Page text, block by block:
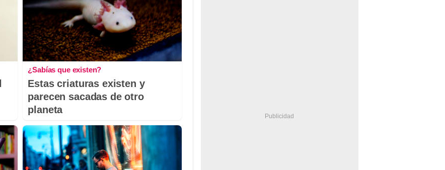
¿Sabías que existen?
Estas criaturas existen y
parecen sacadas de otro
planeta